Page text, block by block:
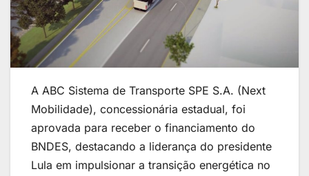
A ABC Sistema de Transporte SPE S.A. (Next
Mobilidade), concessionária estadual, foi
aprovada para receber o financiamento do
BNDES, destacando a liderança do presidente
Lula em impulsionar a transição energética no